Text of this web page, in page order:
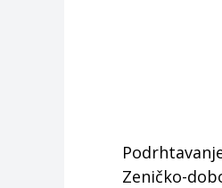
Zeničko-